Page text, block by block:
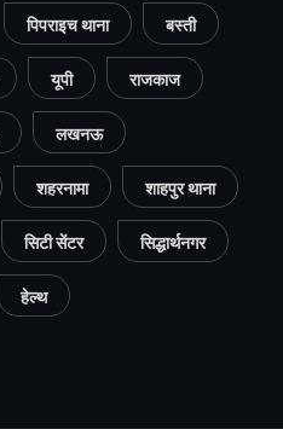
पिपराइच थाना बस्ती
यूपी राजकाज
लखनऊ
शहरनामा शाहपुर थाना
सिटी सेंटर सिद्धार्थनगर
हेल्थ